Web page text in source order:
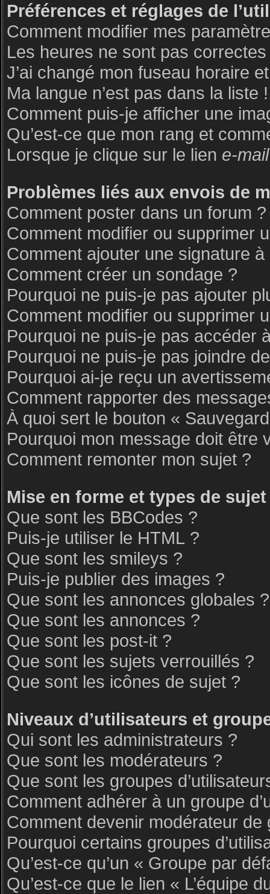
Préférences et réglages de
Comment modifier mes
Les heures ne sont pas correctes
J’ai changé mon fuseau horaire
Ma langue n’est pas dans la liste !
Comment puis-je afficher une
Qu’est-ce que mon rang et
Lorsque je clique sur le lien e-mail
Problèmes liés aux envois de
Comment poster dans un forum ?
Comment modifier ou supprimer
Comment ajouter une signature
Comment créer un sondage ?
Pourquoi ne puis-je pas ajouter
Comment modifier ou supprimer
Pourquoi ne puis-je pas accéder
Pourquoi ne puis-je pas joindre
Pourquoi ai-je reçu un
Comment rapporter des
À quoi sert le bouton «
Pourquoi mon message doit être
Comment remonter mon sujet ?
Mise en forme et types de sujet
Que sont les BBCodes ?
Puis-je utiliser le HTML ?
Que sont les smileys ?
Puis-je publier des images ?
Que sont les annonces globales ?
Que sont les annonces ?
Que sont les post-it ?
Que sont les sujets verrouillés ?
Que sont les icônes de sujet ?
Niveaux d’utilisateurs et
Qui sont les administrateurs ?
Que sont les modérateurs ?
Que sont les groupes
Comment adhérer à un groupe
Comment devenir modérateur de
Pourquoi certains groupes
Qu’est-ce qu’un « Groupe par
Qu’est-ce que le lien « L’équipe